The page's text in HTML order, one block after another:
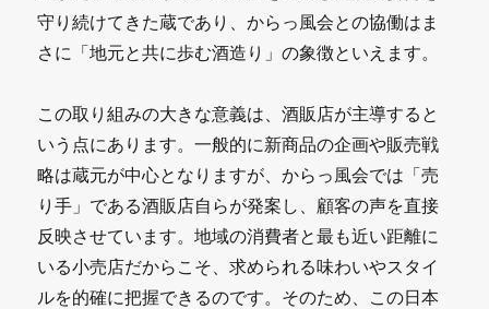
守り続けてきた蔵であり、からっ風会との協働はま
さに「地元と共に歩む酒造り」の象徴といえます。
この取り組みの大きな意義は、酒販店が主導すると
いう点にあります。一般的に新商品の企画や販売戦
略は蔵元が中心となりますが、からっ風会では「売
り手」である酒販店自らが発案し、顧客の声を直接
反映させています。地域の消費者と最も近い距離に
いる小売店だからこそ、求められる味わいやスタイ
ルを的確に把握できるのです。そのため、この日本